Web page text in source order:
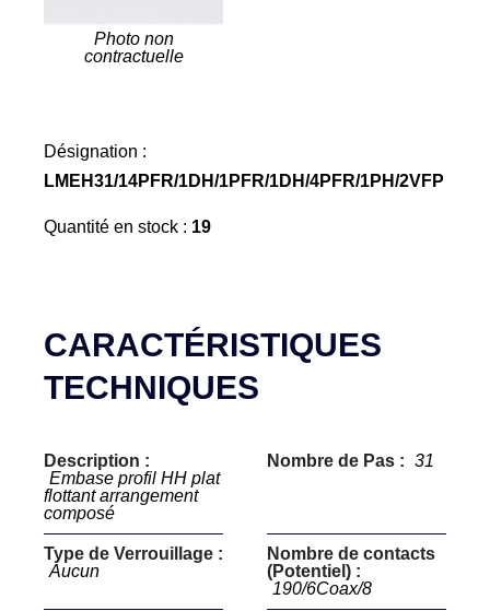
Photo non
contractuelle
Désignation :
LMEH31/14PFR/1DH/1PFR/1DH/4PFR/1PH/2VFP
Quantité en stock : 19
CARACTÉRISTIQUES
TECHNIQUES
Description :
Embase profil HH plat
flottant arrangement
composé
Nombre de Pas : 31
Type de Verrouillage :
Aucun
Nombre de contacts
(Potentiel) :
190/6Coax/8